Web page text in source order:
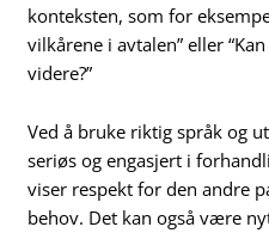
konteksten, som for
vilkårene i avtalen” eller
videre?”
Ved å bruke riktig språk og
seriøs og engasjert i
viser respekt for den andre
behov. Det kan også være